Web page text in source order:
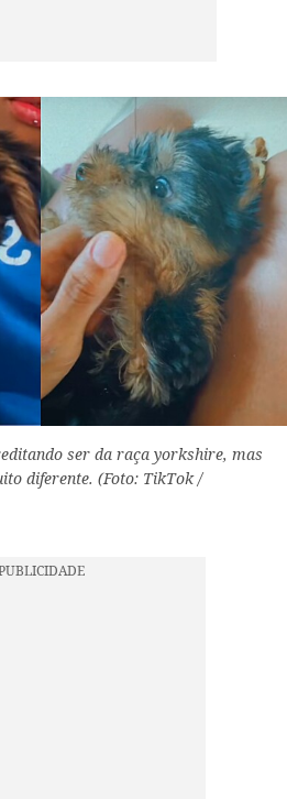
ser da raça yorkshire, mas
diferente. (Foto: TikTok /